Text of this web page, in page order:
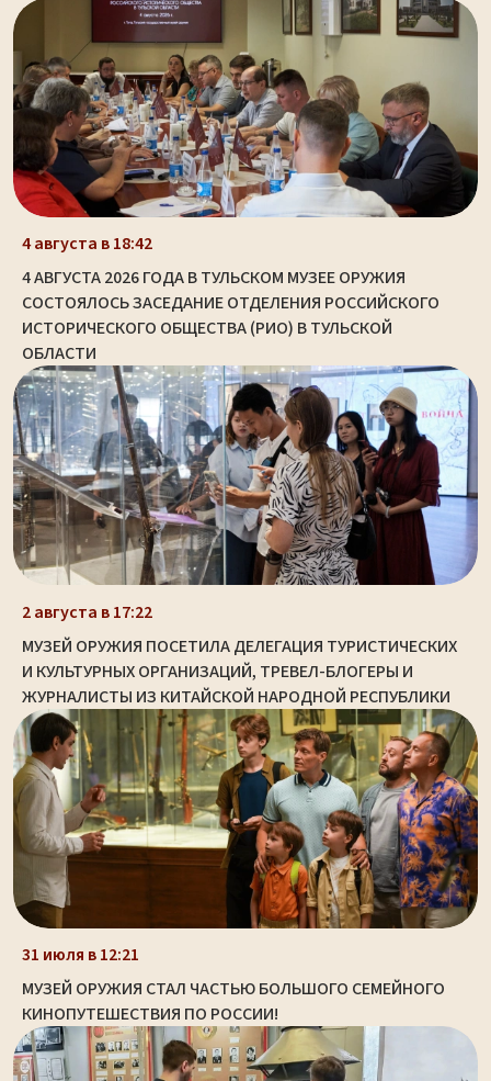
4 августа в 18:42
4 АВГУСТА 2026 ГОДА В ТУЛЬСКОМ МУЗЕЕ ОРУЖИЯ
СОСТОЯЛОСЬ ЗАСЕДАНИЕ ОТДЕЛЕНИЯ РОССИЙСКОГО
ИСТОРИЧЕСКОГО ОБЩЕСТВА (РИО) В ТУЛЬСКОЙ
ОБЛАСТИ
2 августа в 17:22
МУЗЕЙ ОРУЖИЯ ПОСЕТИЛА ДЕЛЕГАЦИЯ ТУРИСТИЧЕСКИХ
И КУЛЬТУРНЫХ ОРГАНИЗАЦИЙ, ТРЕВЕЛ-БЛОГЕРЫ И
ЖУРНАЛИСТЫ ИЗ КИТАЙСКОЙ НАРОДНОЙ РЕСПУБЛИКИ
31 июля в 12:21
МУЗЕЙ ОРУЖИЯ СТАЛ ЧАСТЬЮ БОЛЬШОГО СЕМЕЙНОГО
КИНОПУТЕШЕСТВИЯ ПО РОССИИ!